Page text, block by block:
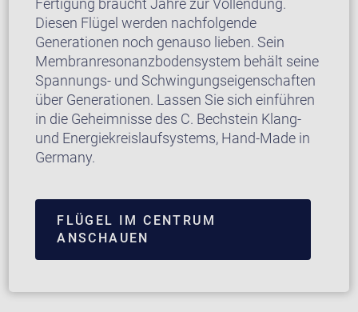
Diesen Flügel werden nachfolgende
Generationen noch genauso lieben. Sein
Membranresonanzbodensystem behält seine
Spannungs- und Schwingungseigenschaften
über Generationen. Lassen Sie sich einführen
in die Geheimnisse des C. Bechstein Klang-
und Energiekreislaufsystems, Hand-Made in
Germany.
FLÜGEL IM CENTRUM
ANSCHAUEN